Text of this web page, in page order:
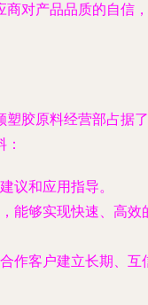
商对产品品质的自信，
塑胶原料经营部占据了
议和应用指导。
能够实现快速、高效
作客户建立长期、互